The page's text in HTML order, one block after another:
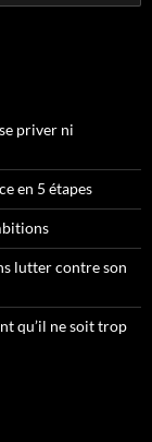
priver ni
en 5 étapes
lutter contre son
qu’il ne soit trop